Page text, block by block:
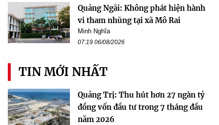
Quảng Ngãi: Không phát hiện hành
vi tham nhũng tại xã Mô Rai
Minh Nghĩa
07:19 06/08/2026
TIN MỚI NHẤT
Quảng Trị: Thu hút hơn 27 ngàn tỷ
đồng vốn đầu tư trong 7 tháng đầu
năm 2026